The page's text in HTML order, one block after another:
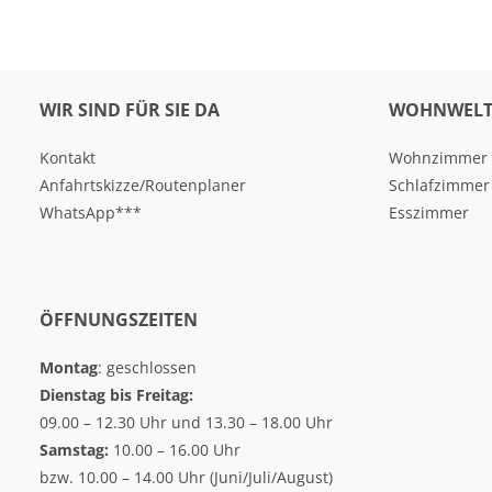
WIR SIND FÜR SIE DA
Kontakt
Anfahrtskizze/Routenplaner
WhatsApp***
Wohnzimmer
Schlafzimmer
Esszimmer
ÖFFNUNGSZEITEN
Montag: geschlossen
Dienstag bis Freitag:
09.00 – 12.30 Uhr und 13.30 – 18.00 Uhr
Samstag: 10.00 – 16.00 Uhr
bzw. 10.00 – 14.00 Uhr (Juni/Juli/August)